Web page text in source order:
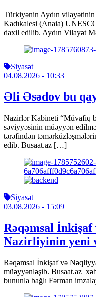
Türkiyənin Aydın vilayətinin
Kadıkalesi (Anaia)
daxil edilib. Aydın Vilayət
Siyasət
04.08.2026 - 10:33
Əli Əsədov bu
Nazirlər Kabineti “Müvafiq
səviyyəsinin müəyyən
tərəfindən
edib. Busaat.az […]
Siyasət
03.08.2026 - 15:09
Rəqəmsal
Nazirliyinin yeni
Rəqəmsal İnkişaf və
müəyyənləşib. Busaat.az
bununla bağlı Fərman